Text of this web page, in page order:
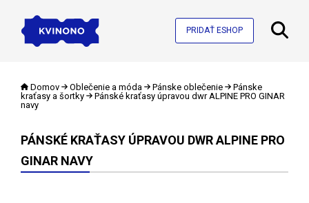
PRIDAŤ ESHOP
Domov Oblečenie a móda Pánske oblečenie
Pánske
kraťasy a šortky
Pánské kraťasy úpravou dwr ALPINE PRO GINAR
navy
PÁNSKÉ KRAŤASY ÚPRAVOU DWR ALPINE PRO
GINAR NAVY